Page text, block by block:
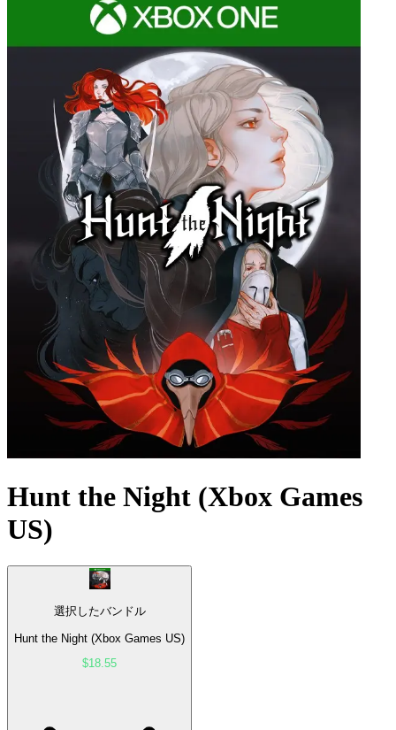
Hunt the Night (Xbox Games
US)
選択したバンドル
Hunt the Night (Xbox Games US)
$18.55